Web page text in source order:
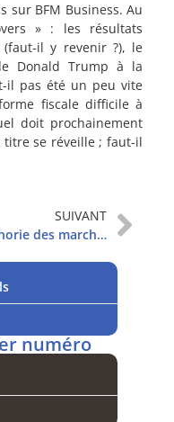
sur BFM Business. Au
» : les résultats
il y revenir ?), le
Donald Trump à la
t-il pas été un peu vite
fiscale difficile à
doit prochainement
se réveille ; faut-il
SUIVANT
Euphorie des marchés : un palier a été franchi
numéro